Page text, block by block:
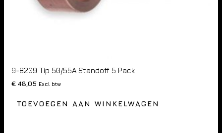
9-8209 Tip 50/55A Standoff 5 Pack
€ 48,05 Excl btw
TOEVOEGEN AAN WINKELWAGEN